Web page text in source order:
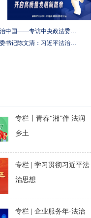
建设更高水平平安中国、法治中国——专访中央政法委秘书长訚柏
中央政治局委员、中央政法委书记陈文清：习近平法治思想是全面依法治国的根本遵循和行动指南
专栏丨青春“湘”伴 法润
乡土
专栏 | 学习贯彻习近平法
治思想
专栏 | 企业服务年·法治